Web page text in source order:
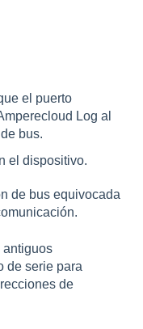
el puerto
Log al
bus.
el dispositivo.
de bus equivocada
antiguos
de serie para
de